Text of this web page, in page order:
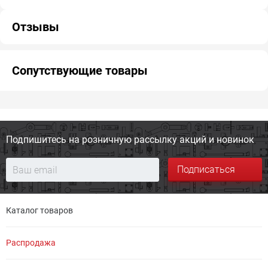
Отзывы
Сопутствующие товары
Подпишитесь на розничную рассылку акций и новинок
Подписаться
Каталог товаров
Распродажа